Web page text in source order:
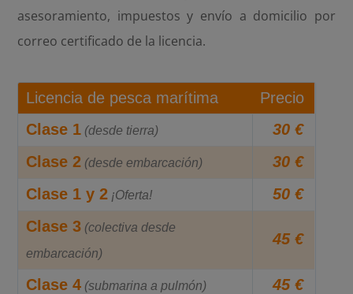
asesoramiento, impuestos y envío a domicilio por
correo certificado de la licencia.
Licencia de pesca marítima
Precio
Clase 1 (desde tierra)
30 €
Clase 2 (desde embarcación)
30 €
Clase 1 y 2 ¡Oferta!
50 €
Clase 3 (colectiva desde
embarcación)
45 €
Clase 4 (submarina a pulmón)
45 €